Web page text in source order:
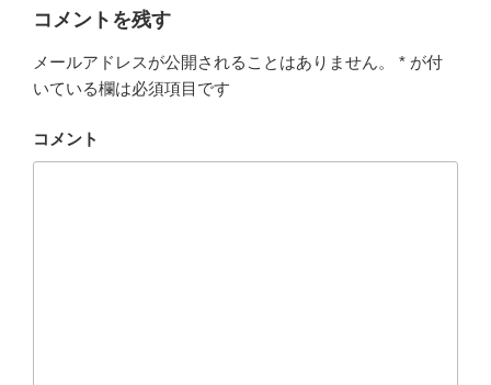
コメントを残す
メールアドレスが公開されることはありません。 * が付
いている欄は必須項目です
コメント